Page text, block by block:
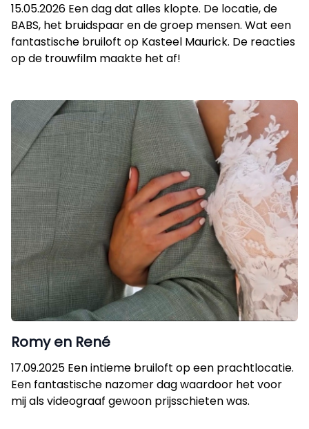
15.05.2026 Een dag dat alles klopte. De locatie, de
BABS, het bruidspaar en de groep mensen. Wat een
fantastische bruiloft op Kasteel Maurick. De reacties
op de trouwfilm maakte het af!
Romy en René
17.09.2025 Een intieme bruiloft op een prachtlocatie.
Een fantastische nazomer dag waardoor het voor
mij als videograaf gewoon prijsschieten was.